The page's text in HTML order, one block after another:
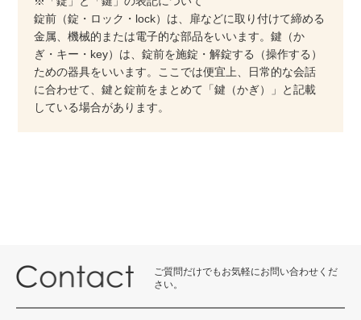
錠前（錠・ロック・lock）は、扉などに取り付けて締める
金属、機械的または電子的な部品をいいます。鍵（か
ぎ・キー・key）は、錠前を施錠・解錠する（操作する）
ための器具をいいます。ここでは便宜上、日常的な会話
に合わせて、鍵と錠前をまとめて「鍵（かぎ）」と記載
している場合があります。
ご質問だけでもお気軽にお問い合わせくだ
さい。